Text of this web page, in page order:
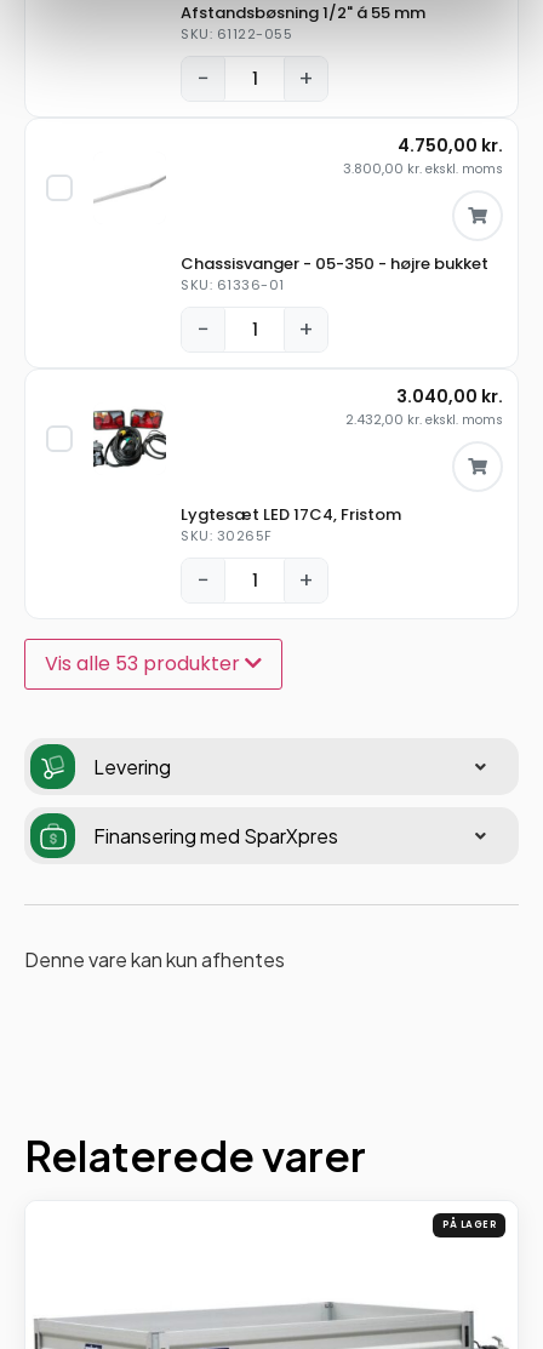
Afstandsbøsning 1/2" á 55 mm
SKU: 61122-055
− +
Chassisvanger - 05-350 - højre bukket
SKU: 61336-01
− +
4.750,00 kr.
3.800,00 kr. ekskl. moms
Lygtesæt LED 17C4, Fristom
SKU: 30265F
− +
3.040,00 kr.
2.432,00 kr. ekskl. moms
Vis alle 53 produkter
Levering
Finansering med SparXpres
Denne vare kan kun afhentes
Relaterede varer
PÅ LAGER